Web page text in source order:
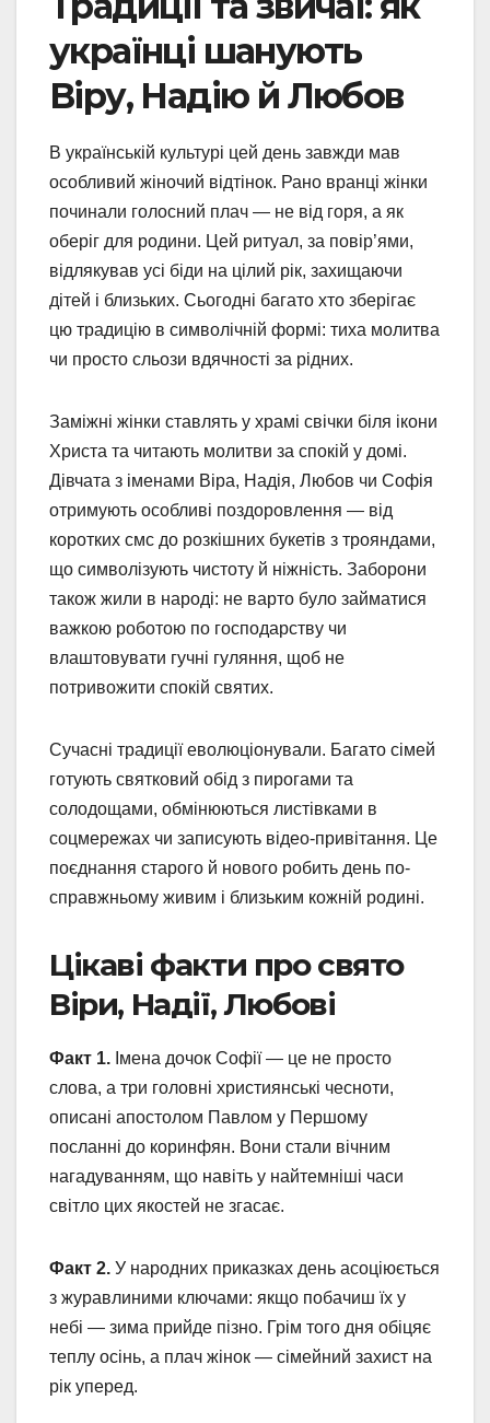
українці шанують
Віру, Надію й Любов
В українській культурі цей день завжди мав
особливий жіночий відтінок. Рано вранці жінки
починали голосний плач — не від горя, а як
оберіг для родини. Цей ритуал, за повір’ями,
відлякував усі біди на цілий рік, захищаючи
дітей і близьких. Сьогодні багато хто зберігає
цю традицію в символічній формі: тиха молитва
чи просто сльози вдячності за рідних.
Заміжні жінки ставлять у храмі свічки біля ікони
Христа та читають молитви за спокій у домі.
Дівчата з іменами Віра, Надія, Любов чи Софія
отримують особливі поздоровлення — від
коротких смс до розкішних букетів з трояндами,
що символізують чистоту й ніжність. Заборони
також жили в народі: не варто було займатися
важкою роботою по господарству чи
влаштовувати гучні гуляння, щоб не
потривожити спокій святих.
Сучасні традиції еволюціонували. Багато сімей
готують святковий обід з пирогами та
солодощами, обмінюються листівками в
соцмережах чи записують відео-привітання. Це
поєднання старого й нового робить день по-
справжньому живим і близьким кожній родині.
Цікаві факти про свято
Віри, Надії, Любові
Факт 1. Імена дочок Софії — це не просто
слова, а три головні християнські чесноти,
описані апостолом Павлом у Першому
посланні до коринфян. Вони стали вічним
нагадуванням, що навіть у найтемніші часи
світло цих якостей не згасає.
Факт 2. У народних приказках день асоціюється
з журавлиними ключами: якщо побачиш їх у
небі — зима прийде пізно. Грім того дня обіцяє
теплу осінь, а плач жінок — сімейний захист на
рік уперед.